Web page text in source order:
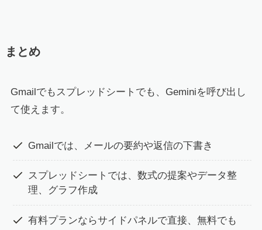
まとめ
Gmailでもスプレッドシートでも、Geminiを呼び出し
て使えます。
Gmailでは、メールの要約や返信の下書き
スプレッドシートでは、数式の提案やデータ整
理、グラフ作成
有料プランならサイドパネルで直接、無料でも